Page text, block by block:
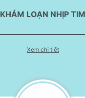
KHÁM LOẠN NHỊP TIM
Xem chi tiết